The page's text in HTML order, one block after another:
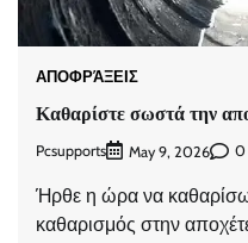
ΑΠΟΦΡΆΞΕΙΣ
Καθαρίστε σωστά την
Pcsupports May 9, 2026 0
Ήρθε η ώρα να
καθαρισμός στην